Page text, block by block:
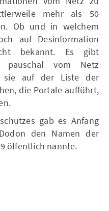
mehr als 50
Ob und in welchem
auf Desinformation
bekannt. Es gibt
pauschal vom Netz
sie auf der Liste der
die Portale aufführt,
gab es Anfang
den Namen der
öffentlich nannte.